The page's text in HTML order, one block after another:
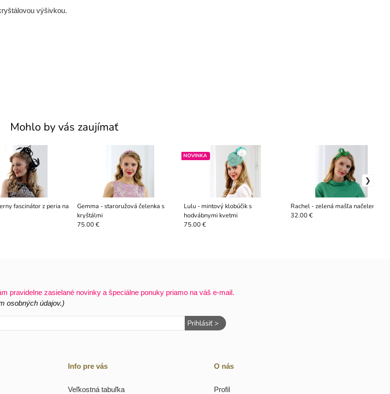
výšivkou.
Mohlo by vás zaujímať
fascinátor z peria na
Gemma - staroružová čelenka s
kryštálmi
75.00 €
Lulu - mintový klobúčik s
hodvábnymi kvetmi
NOVINKA
75.00 €
Rachel - zelená mašľa načelenke
32.00 €
pravidelne zasielané novinky a špeciálne ponuky priamo na váš e-mail.
osobných údajov.)
Prihlásiť >
Info pre vás
Veľkostná tabuľka
O nás
Profil